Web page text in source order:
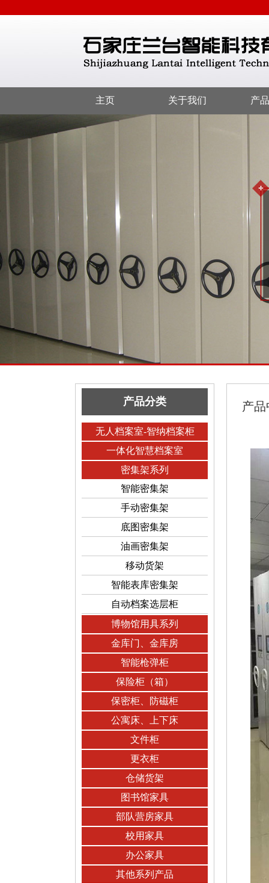
主页 关于我们 产
产品分类
无人档案室-智纳档案柜
一体化智慧档案室
密集架系列
智能密集架
手动密集架
底图密集架
油画密集架
移动货架
智能表库密集架
自动档案选层柜
博物馆用具系列
金库门、金库房
智能枪弹柜
保险柜（箱）
保密柜、防磁柜
公寓床、上下床
文件柜
更衣柜
仓储货架
图书馆家具
部队营房家具
校用家具
办公家具
其他系列产品
产品